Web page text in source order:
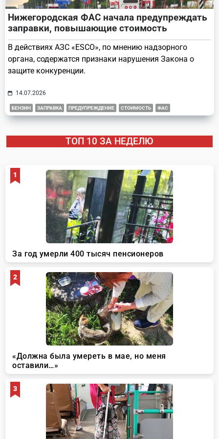
Нижегородская ФАС начала предупреждать
заправки, повышающие стоимость
В действиях АЗС «ESCO», по мнению надзорного
органа, содержатся признаки нарушения Закона о
защите конкуренции.
14.07.2026
БЕНЗИН ЗАПРАВКА ПРЕДУПРЕЖДЕНИЕ СТОИМОСТЬ ФАС
ТОП 10 ЗА НЕДЕЛЮ